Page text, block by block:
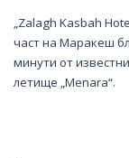
„Zalagh Kasbah
част на Маракеш
минути от
летище „Menara“.